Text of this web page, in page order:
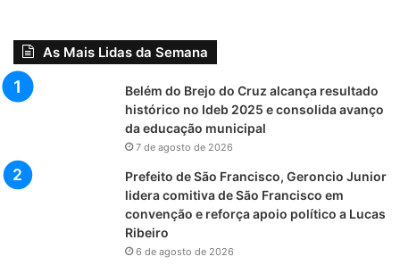
As Mais Lidas da Semana
Belém do Brejo do Cruz alcança resultado
histórico no Ideb 2025 e consolida avanço
da educação municipal
7 de agosto de 2026
Prefeito de São Francisco, Geroncio Junior
lidera comitiva de São Francisco em
convenção e reforça apoio político a Lucas
Ribeiro
6 de agosto de 2026